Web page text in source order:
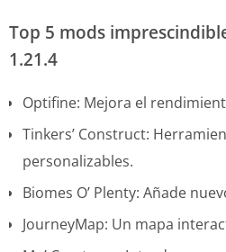
Top 5 mods
1.21.4
Optifine: Mejora el
Tinkers’ Construct:
personalizables.
Biomes O’ Plenty: Añade
JourneyMap: Un mapa